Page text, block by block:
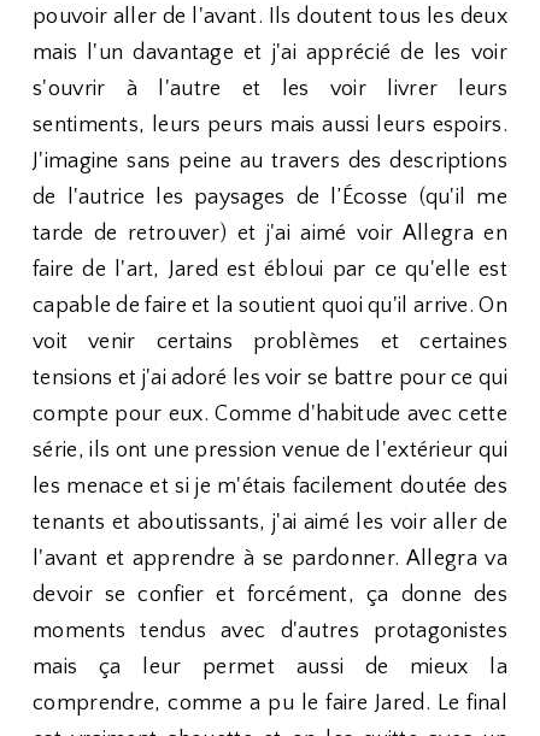
pouvoir aller de l'avant. Ils doutent tous les deux
mais l'un davantage et j'ai apprécié de les voir
s'ouvrir à l'autre et les voir livrer leurs
sentiments, leurs peurs mais aussi leurs espoirs.
J'imagine sans peine au travers des descriptions
de l'autrice les paysages de l’Écosse (qu'il me
tarde de retrouver) et j'ai aimé voir Allegra en
faire de l'art, Jared est ébloui par ce qu'elle est
capable de faire et la soutient quoi qu'il arrive. On
voit venir certains problèmes et certaines
tensions et j'ai adoré les voir se battre pour ce qui
compte pour eux. Comme d'habitude avec cette
série, ils ont une pression venue de l'extérieur qui
les menace et si je m'étais facilement doutée des
tenants et aboutissants, j'ai aimé les voir aller de
l'avant et apprendre à se pardonner. Allegra va
devoir se confier et forcément, ça donne des
moments tendus avec d'autres protagonistes
mais ça leur permet aussi de mieux la
comprendre, comme a pu le faire Jared. Le final